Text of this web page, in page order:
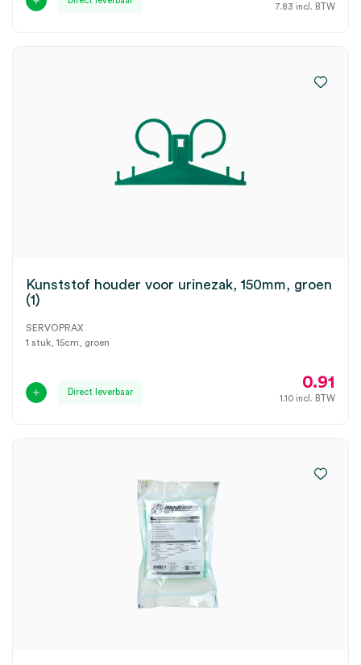
7.83 incl. BTW
Kunststof houder voor urinezak, 150mm, groen
(1)
SERVOPRAX
1 stuk, 15cm, groen
Direct leverbaar
0.91
1.10 incl. BTW